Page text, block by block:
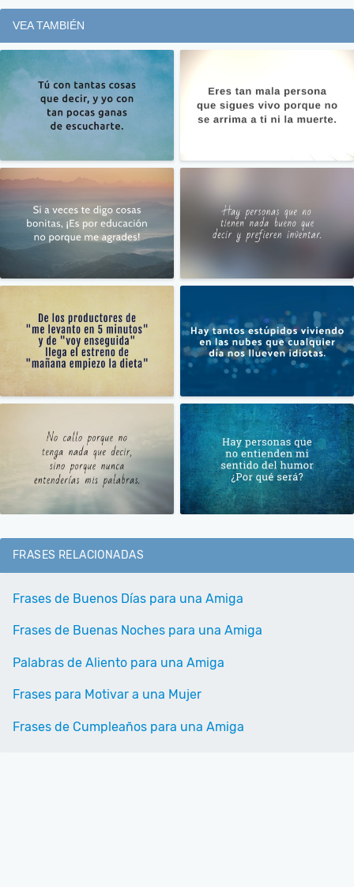
VEA TAMBIÉN
FRASES RELACIONADAS
Frases de Buenos Días para una Amiga
Frases de Buenas Noches para una Amiga
Palabras de Aliento para una Amiga
Frases para Motivar a una Mujer
Frases de Cumpleaños para una Amiga